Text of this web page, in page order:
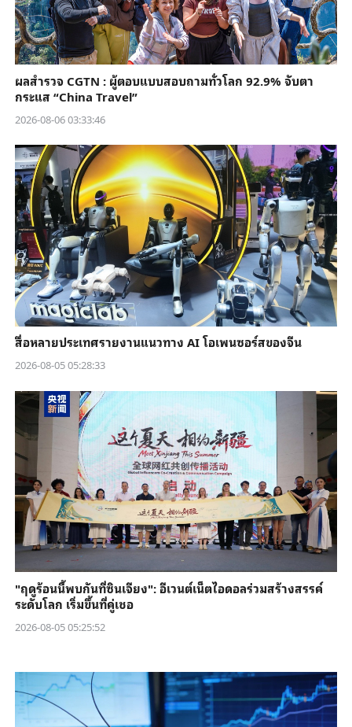
ผลสำรวจ CGTN : ผู้ตอบแบบสอบถามทั่วโลก 92.9% จับตา
กระแส “China Travel”
2026-08-06 03:33:46
สื่อหลายประเทศรายงานแนวทาง AI โอเพนซอร์สของจีน
2026-08-05 05:28:33
"ฤดูร้อนนี้พบกันที่ซินเจียง": อีเวนต์เน็ตไอดอลร่วมสร้างสรรค์
ระดับโลก เริ่มขึ้นที่คู่เชอ
2026-08-05 05:25:52